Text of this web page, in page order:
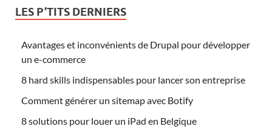
LES P’TITS DERNIERS
Avantages et inconvénients de Drupal pour développer
un e-commerce
8 hard skills indispensables pour lancer son entreprise
Comment générer un sitemap avec Botify
8 solutions pour louer un iPad en Belgique